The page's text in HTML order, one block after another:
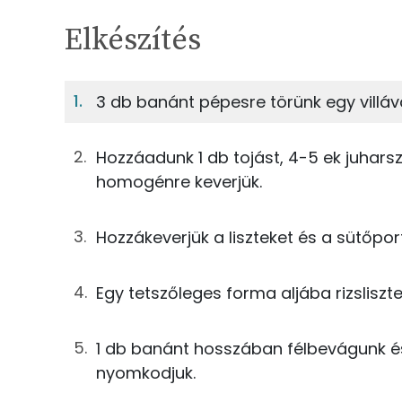
14gtojás
16gmogyoróvaj
13g rizsliszt
38gzabpehelyliszt
TÁPANYAGTARTALOM
Foszfor
Nátrium
Elkészítés
3 db banánt pépesre törünk egy
Hozzáadunk 1 db tojást, 4-5 ek
homogénre keverjük.
Hozzákeverjük a liszteket és a
Egy tetszőleges forma aljába
1 db banánt hosszában félbevágunk
nyomkodjuk.